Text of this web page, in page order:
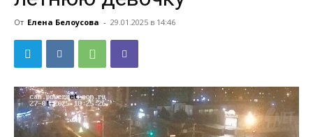
От Елена Белоусова - 29.01.2025 в 14:46